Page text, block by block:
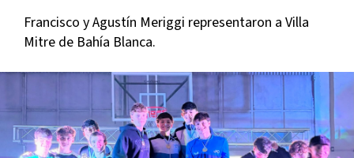
Francisco y Agustín Meriggi representaron a Villa
Mitre de Bahía Blanca.